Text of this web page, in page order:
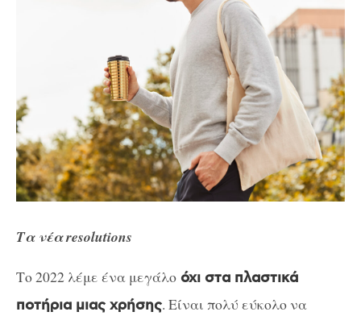
Τα νέα resolutions
Το 2022 λέμε ένα μεγάλο όχι στα πλαστικά
ποτήρια μιας χρήσης. Είναι πολύ εύκολο να